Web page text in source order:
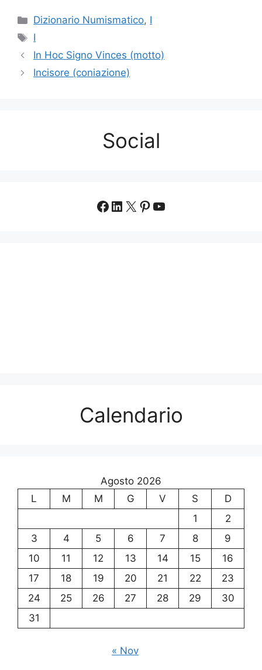
Categorie
Dizionario Numismatico, I
Tag
I
In Hoc Signo Vinces (motto)
Incisore (coniazione)
Social
Facebook
LinkedIn
X Pinterest
YouTube
Calendario
Agosto 2026
L
M M G V S
D
1
2
3
4 5 6 7 8
9
10
11 12 13 14 15
16
17
18 19 20 21 22
23
24
25 26 27 28 29
30
31
« Nov